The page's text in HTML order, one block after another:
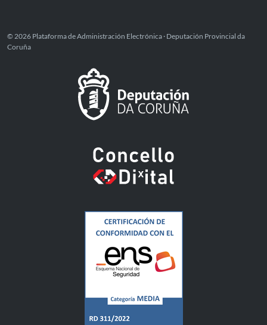
© 2026 Plataforma de Administración Electrónica · Deputación Provincial da
Coruña